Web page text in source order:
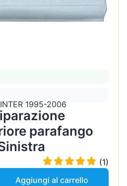
1995-2006
parafango
(1)
Aggiungi al carrello